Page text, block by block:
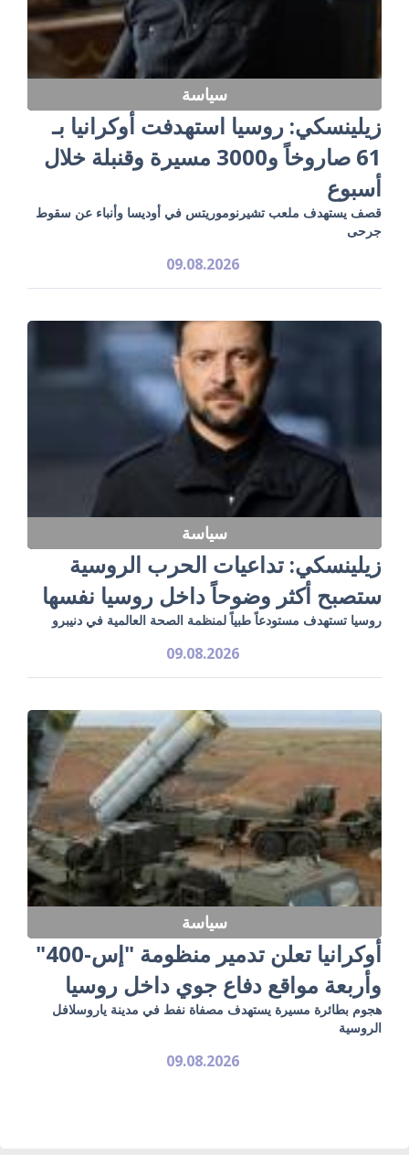
سياسة
زيلينسكي: روسيا استهدفت أوكرانيا بـ
61 صاروخاً و3000 مسيرة وقنبلة خلال
أسبوع
قصف يستهدف ملعب تشيرنوموريتس في أوديسا وأنباء عن سقوط
جرحى
09.08.2026
سياسة
زيلينسكي: تداعيات الحرب الروسية
ستصبح أكثر وضوحاً داخل روسيا نفسها
روسيا تستهدف مستودعاً طبياً لمنظمة الصحة العالمية في دنيبرو
09.08.2026
سياسة
أوكرانيا تعلن تدمير منظومة "إس-400"
وأربعة مواقع دفاع جوي داخل روسيا
هجوم بطائرة مسيرة يستهدف مصفاة نفط في مدينة ياروسلافل
الروسية
09.08.2026